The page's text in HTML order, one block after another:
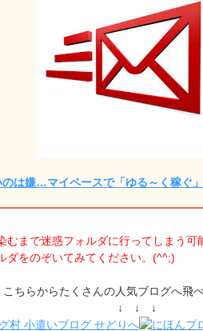
は嫌…マイペースで「ゆる～く稼ぐ
まで迷惑フォルダに行ってしまう可
ダをのぞいてみてください。(^^;)
こちらからたくさんの人気ブログへ飛
↓ ↓ ↓